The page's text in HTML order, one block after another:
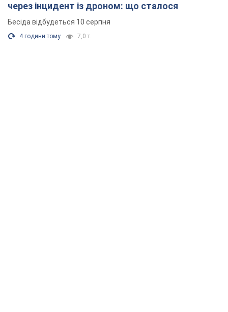
через інцидент із дроном: що сталося
Бесіда відбудеться 10 серпня
4 години тому 7,0 т.